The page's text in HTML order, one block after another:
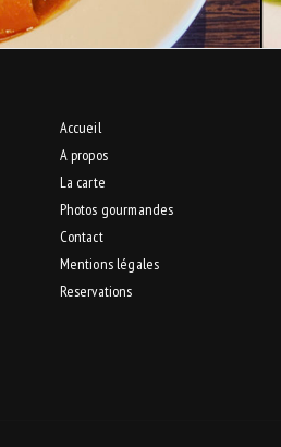
Accueil
A propos
La carte
Photos gourmandes
Contact
Mentions légales
Reservations